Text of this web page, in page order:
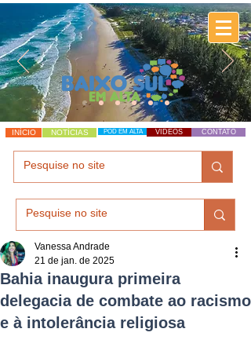
INÍCIO NOTÍCIAS POD EM ALTA VÍDEOS CONTATO
Bahia inaugura primeira
delegacia de combate ao racismo
e à intolerância religiosa
Vanessa Andrade
21 de jan. de 2025